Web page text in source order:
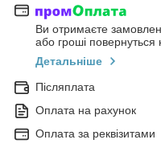
Ви отримаєте
або гроші повернуться
Детальніше
Післяплата
Оплата на рахунок
Оплата за реквізитами